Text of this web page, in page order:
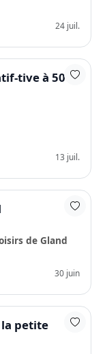
24 juil.
tive à 50%
13 juil.
de Gland
30 juin
la petite